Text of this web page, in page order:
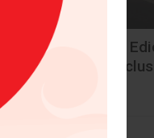
BMW Z4
adiós